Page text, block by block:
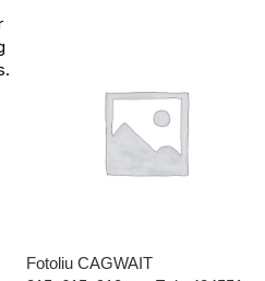
Fotoliu CAGWAIT